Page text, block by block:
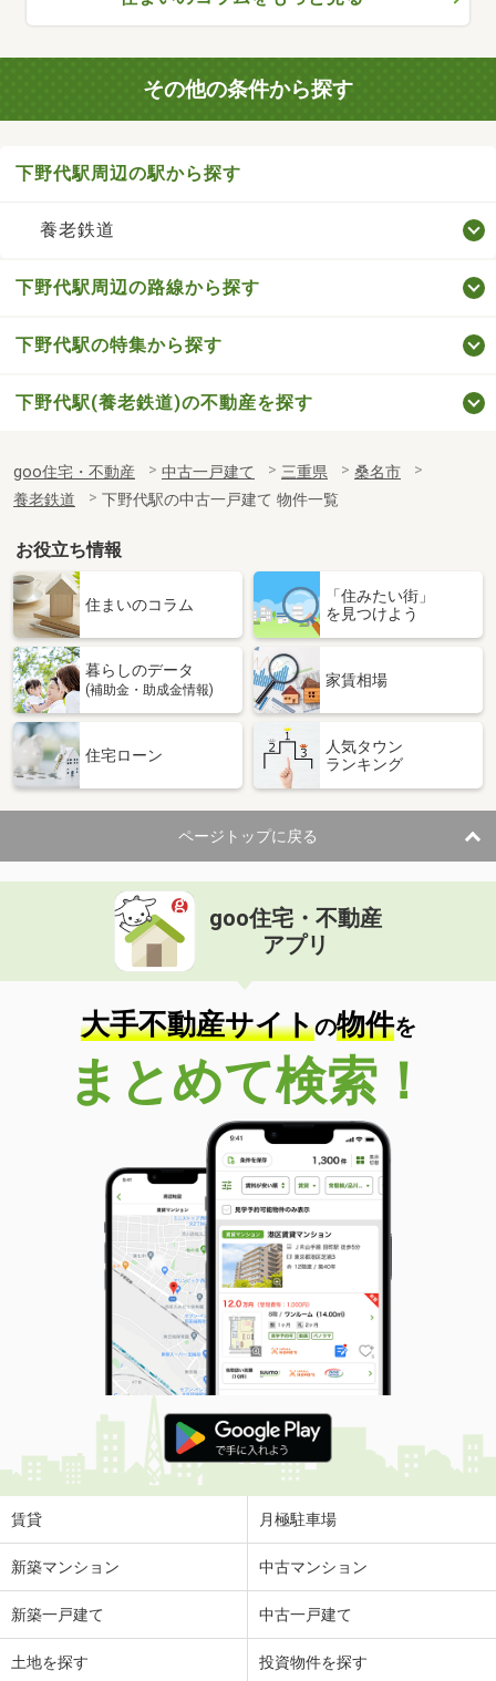
その他の条件から探す
下野代駅周辺の駅から探す
養老鉄道
下野代駅周辺の路線から探す
下野代駅の特集から探す
下野代駅(養老鉄道)の不動産を探す
goo住宅・不動産 中古一戸建て 三重県
桑名市
養老鉄道
下野代駅の中古一戸建て 物件一覧
お役立ち情報
住まいのコラム
「住みたい街」
を見つけよう
暮らしのデータ
(補助金・助成金情報)
家賃相場
住宅ローン
人気タウン
ランキング
ページトップに戻る
goo住宅・不動産
アプリ
大手不動産サイトの物件を
まとめて検索！
賃貸 月極駐車場
新築マンション 中古マンション
新築一戸建て 中古一戸建て
土地を探す 投資物件を探す